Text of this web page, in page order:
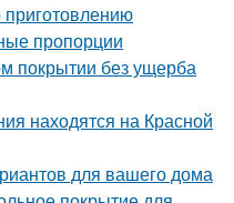
пропорции
покрытии без ущерба
находятся на Красной
для вашего дома